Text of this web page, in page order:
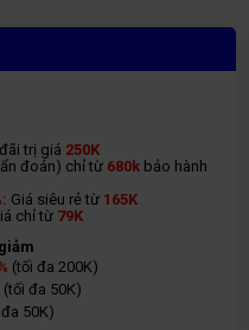
trị giá 250K
đoán) chỉ từ 680k bảo hành
Giá siêu rẻ từ 165K
chỉ từ 79K
(tối đa 200K)
(tối đa 50K)
50K)